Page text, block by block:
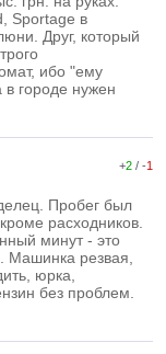
Sportage в
Друг, который
ибо "ему
городе нужен
+2 / -1
Пробег был
расходников.
минут - это
Машинка резвая,
юрка,
без проблем.